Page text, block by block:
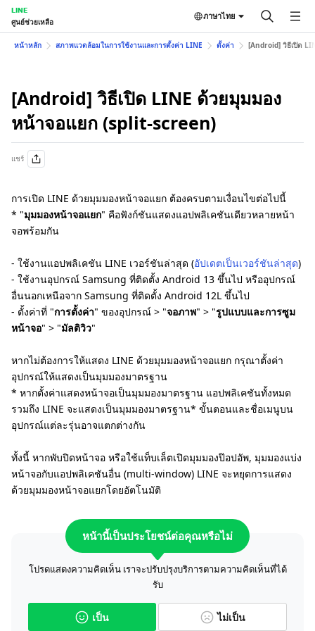
LINE
ศูนย์ช่วยเหลือ
ภาษาไทย
หน้าหลัก สภาพแวดล้อมในการใช้งานและการตั้งค่า LINE ตั้งค่า [Android] วิธีเปิด
[Android] วิธีเปิด LINE ด้วยมุมมอง
หน้าจอแยก (split-screen)
แชร์
การเปิด LINE ด้วยมุมมองหน้าจอแยก ต้องครบตามเงื่อนไขต่อไปนี้
* "มุมมองหน้าจอแยก" คือฟังก์ชันแสดงแอปพลิเคชันเดียวหลายหน้า
จอพร้อมกัน
- ใช้งานแอปพลิเคชัน LINE เวอร์ชันล่าสุด (อัปเดตเป็นเวอร์ชันล่าสุด)
- ใช้งานอุปกรณ์ Samsung ที่ติดตั้ง Android 13 ขึ้นไป หรืออุปกรณ์
อื่นนอกเหนือจาก Samsung ที่ติดตั้ง Android 12L ขึ้นไป
- ตั้งค่าที่ "การตั้งค่า" ของอุปกรณ์ > "จอภาพ" > "รูปแบบและการซูม
หน้าจอ" > "มัลติวิว"
หากไม่ต้องการให้แสดง LINE ด้วยมุมมองหน้าจอแยก กรุณาตั้งค่า
อุปกรณ์ให้แสดงเป็นมุมมองมาตรฐาน
* หากตั้งค่าแสดงหน้าจอเป็นมุมมองมาตรฐาน แอปพลิเคชันทั้งหมด
รวมถึง LINE จะแสดงเป็นมุมมองมาตรฐาน* ขั้นตอนและชื่อเมนูบน
อุปกรณ์แต่ละรุ่นอาจแตกต่างกัน
ทั้งนี้ หากพับปิดหน้าจอ หรือใช้แท็บเล็ตเปิดมุมมองป๊อปอัพ, มุมมองแบ่ง
หน้าจอกับแอปพลิเคชันอื่น (multi-window) LINE จะหยุดการแสดง
ด้วยมุมมองหน้าจอแยกโดยอัตโนมัติ
หน้านี้เป็นประโยชน์ต่อคุณหรือไม่
โปรดแสดงความคิดเห็น เราจะปรับปรุงบริการตามความคิดเห็นที่ได้
รับ
เป็น ไม่เป็น